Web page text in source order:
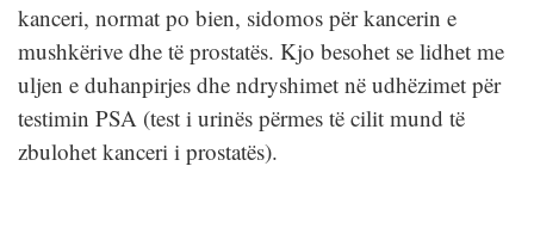
kanceri, normat po bien, sidomos për kancerin e
mushkërive dhe të prostatës. Kjo besohet se lidhet me
uljen e duhanpirjes dhe ndryshimet në udhëzimet për
testimin PSA (test i urinës përmes të cilit mund të
zbulohet kanceri i prostatës).